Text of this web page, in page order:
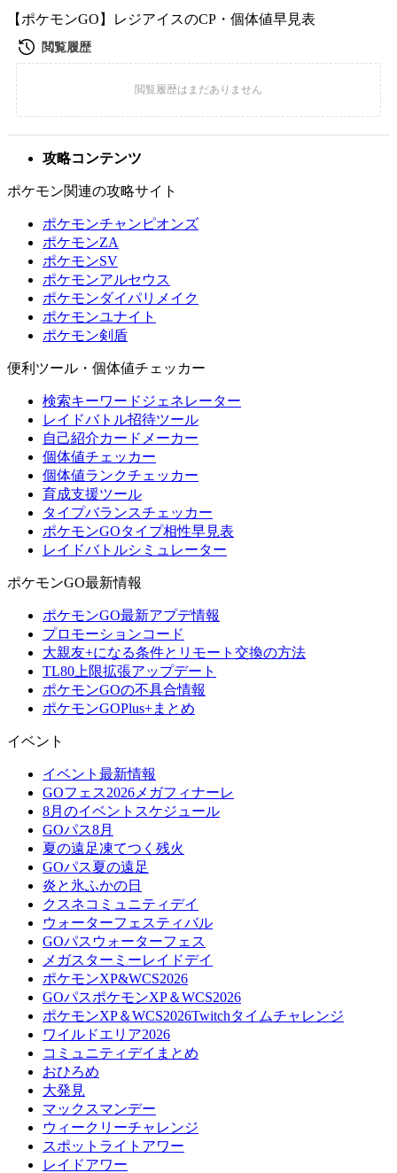
【ポケモンGO】レジアイスのCP・個体値早見表
攻略コンテンツ
ポケモン関連の攻略サイト
ポケモンチャンピオンズ
ポケモンZA
ポケモンSV
ポケモンアルセウス
ポケモンダイパリメイク
ポケモンユナイト
ポケモン剣盾
便利ツール・個体値チェッカー
検索キーワードジェネレーター
レイドバトル招待ツール
自己紹介カードメーカー
個体値チェッカー
個体値ランクチェッカー
育成支援ツール
タイプバランスチェッカー
ポケモンGOタイプ相性早見表
レイドバトルシミュレーター
ポケモンGO最新情報
ポケモンGO最新アプデ情報
プロモーションコード
大親友+になる条件とリモート交換の方法
TL80上限拡張アップデート
ポケモンGOの不具合情報
ポケモンGOPlus+まとめ
イベント
イベント最新情報
GOフェス2026メガフィナーレ
8月のイベントスケジュール
GOパス8月
夏の遠足凍てつく残火
GOパス夏の遠足
炎と氷ふかの日
クスネコミュニティデイ
ウォーターフェスティバル
GOパスウォーターフェス
メガスターミーレイドデイ
ポケモンXP&WCS2026
GOパスポケモンXP＆WCS2026
ポケモンXP＆WCS2026Twitchタイムチャレンジ
ワイルドエリア2026
コミュニティデイまとめ
おひろめ
大発見
マックスマンデー
ウィークリーチャレンジ
スポットライトアワー
レイドアワー